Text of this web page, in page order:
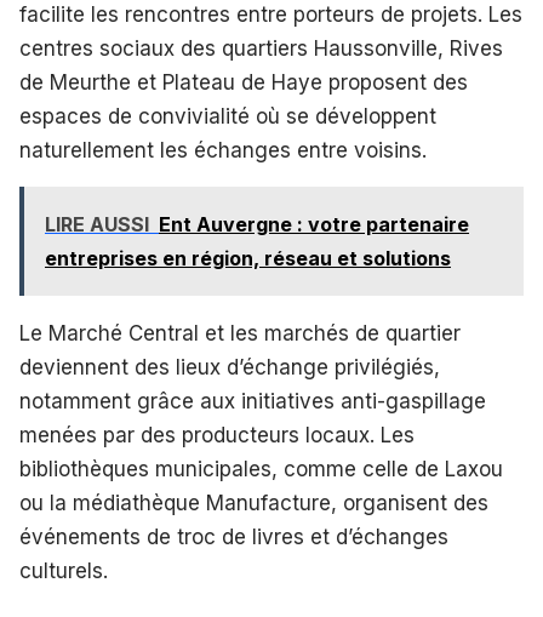
facilite les rencontres entre porteurs de projets. Les
centres sociaux des quartiers Haussonville, Rives
de Meurthe et Plateau de Haye proposent des
espaces de convivialité où se développent
naturellement les échanges entre voisins.
LIRE AUSSI Ent Auvergne : votre partenaire
entreprises en région, réseau et solutions
Le Marché Central et les marchés de quartier
deviennent des lieux d’échange privilégiés,
notamment grâce aux initiatives anti-gaspillage
menées par des producteurs locaux. Les
bibliothèques municipales, comme celle de Laxou
ou la médiathèque Manufacture, organisent des
événements de troc de livres et d’échanges
culturels.